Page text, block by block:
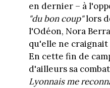
en dernier – à
"du bon coup"lors
l'Odéon, Nora
qu'elle ne craignait
En cette fin de
d'ailleurs sa
Lyonnais me